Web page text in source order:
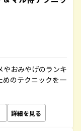
やおみやげのランキ
めのテクニックを一
詳細を見る